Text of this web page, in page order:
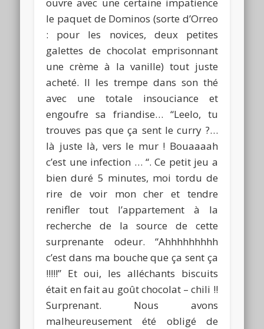
le paquet de Dominos (sorte d’Orreo
: pour les novices, deux petites
galettes de chocolat emprisonnant
une crème à la vanille) tout juste
acheté. Il les trempe dans son thé
avec une totale insouciance et
engoufre sa friandise… “Leelo, tu
trouves pas que ça sent le curry ?…
là juste là, vers le mur ! Bouaaaah
c’est une infection … “. Ce petit jeu a
bien duré 5 minutes, moi tordu de
rire de voir mon cher et tendre
renifler tout l’appartement à la
recherche de la source de cette
surprenante odeur. “Ahhhhhhhhh
c’est dans ma bouche que ça sent ça
!!!!!” Et oui, les alléchants biscuits
était en fait au goût chocolat – chili !!
Surprenant. Nous avons
malheureusement été obligé de